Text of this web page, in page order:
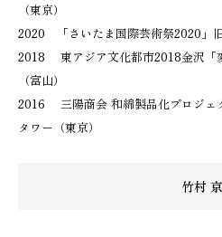
（東京）
2020 「さいたま国際芸術祭2020」旧
2018 東アジア文化都市2018金沢「
（富山）
2016 三陽商会 和綿製品化プロジェ
タワー（東京）
竹村 京